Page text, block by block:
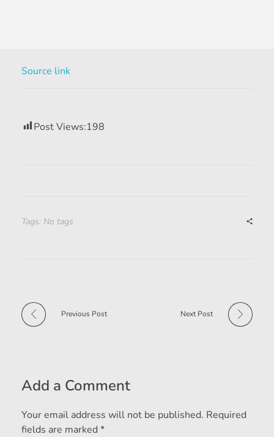
Source link
Post Views:198
Tags: No tags
Previous Post Next Post
Add a Comment
Your email address will not be published. Required
fields are marked *